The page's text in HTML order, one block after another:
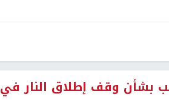
بشأن وقف إطلاق النار في